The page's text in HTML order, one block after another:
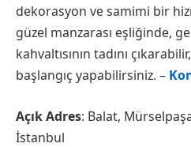
dekorasyon ve samimi bir
güzel manzarası eşliğinde,
kahvaltısının tadını
başlangıç yapabilirsiniz. –
Açık Adres: Balat,
İstanbul